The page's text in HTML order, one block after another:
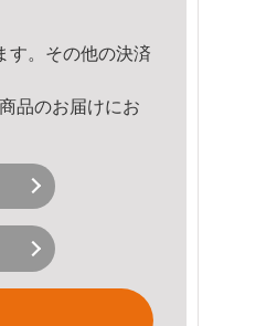
す。その他の決済
品のお届けにお